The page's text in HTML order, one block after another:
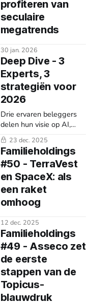
profiteren van
seculaire
megatrends
30 jan. 2026
Deep Dive - 3
Experts, 3
strategiën voor
2026
Drie ervaren beleggers
delen hun visie op AI,
kwaliteit en waardering
en geven richting aan
positionering voor 2026.
23 dec. 2025
Familieholdings
#50 - TerraVest
en SpaceX: als
een raket
omhoog
12 dec. 2025
Familieholdings
#49 - Asseco zet
de eerste
stappen van de
Topicus-
blauwdruk